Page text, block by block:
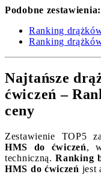
Podobne zestawienia:
Ranking
Ranking
Najtańsze
ćwiczeń –
ceny
Zestawienie TOP5
HMS do ćwiczeń,
techniczną.Ranking
HMS do ćwiczeń jest